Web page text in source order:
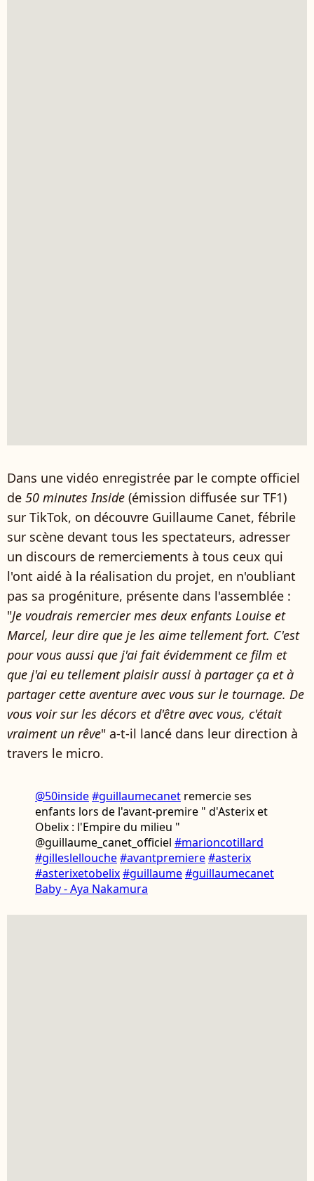
Dans une vidéo enregistrée par le compte officiel
de 50 minutes Inside (émission diffusée sur TF1)
sur TikTok, on découvre Guillaume Canet, fébrile
sur scène devant tous les spectateurs, adresser
un discours de remerciements à tous ceux qui
l'ont aidé à la réalisation du projet, en n'oubliant
pas sa progéniture, présente dans l'assemblée :
"Je voudrais remercier mes deux enfants Louise et
Marcel, leur dire que je les aime tellement fort. C'est
pour vous aussi que j'ai fait évidemment ce film et
que j'ai eu tellement plaisir aussi à partager ça et à
partager cette aventure avec vous sur le tournage. De
vous voir sur les décors et d'être avec vous, c'était
vraiment un rêve" a-t-il lancé dans leur direction à
travers le micro.
@50inside#guillaumecanet remercie ses
enfants lors de l'avant-premire " d'Asterix et
Obelix : l'Empire du milieu "
@guillaume_canet_officiel #marioncotillard
#gilleslellouche#avantpremiere#asterix
#asterixetobelix#guillaume#guillaumecanet
Baby - Aya Nakamura